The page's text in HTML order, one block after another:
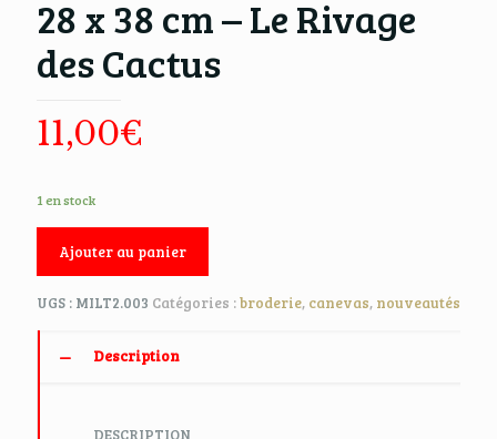
28 x 38 cm – Le Rivage
des Cactus
11,00€
1 en stock
Ajouter au panier
UGS : MILT2.003 Catégories :broderie, canevas, nouveautés
Description
DESCRIPTION